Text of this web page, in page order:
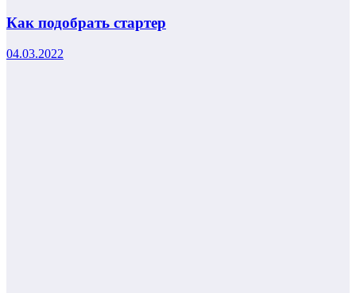
Как подобрать стартер
04.03.2022